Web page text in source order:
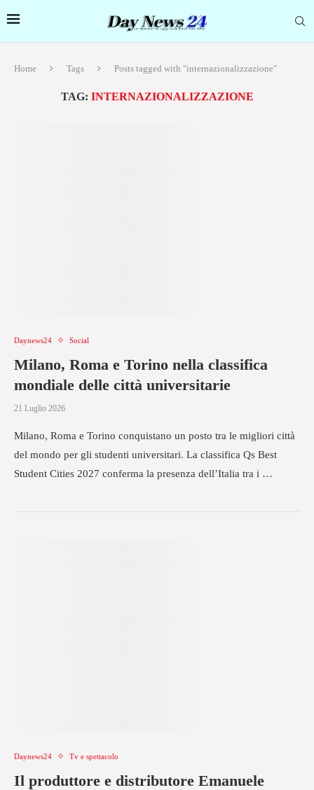
Home Tags Posts tagged with "internazionalizzazione"
TAG: INTERNAZIONALIZZAZIONE
Daynews24 Social
Milano, Roma e Torino nella classifica
mondiale delle città universitarie
21 Luglio 2026
Milano, Roma e Torino conquistano un posto tra le migliori città
del mondo per gli studenti universitari. La classifica Qs Best
Student Cities 2027 conferma la presenza dell’Italia tra i …
Daynews24 Tv e spettacolo
Il produttore e distributore Emanuele